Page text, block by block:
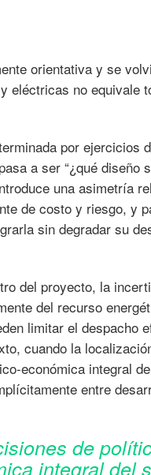
orientativa y se
eléctricas no equivale
por ejercicios
a ser “¿qué diseño
una asimetría
de costo y riesgo, y
sin degradar su
del proyecto, la
del recurso
limitar el despacho
cuando la
económica integral
entre
de
integral del